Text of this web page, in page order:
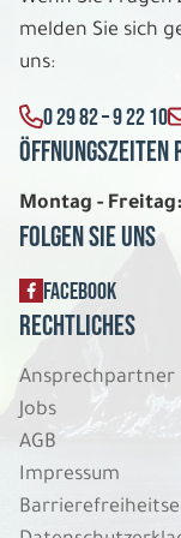
Di.
Belegung: 2
11 Tage
Di.
Irlands
Belegung: 1
melden Sie sich
uns:
0 29 82 – 9 22 10
Öffnungszeiten
Montag - Freitag:
Folgen Sie uns
FACEBOOK
Rechtliches
Ansprechpartner
Jobs
AGB
Impressum